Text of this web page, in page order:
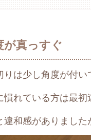
が真っすぐ
りは少し角度が付
慣れている方は最
違和感がありまし